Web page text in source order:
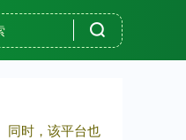
同时，该平台也